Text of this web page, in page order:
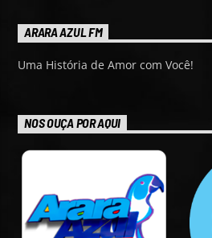
ARARA AZUL FM
Uma História de Amor com Você!
NOS OUÇA POR AQUI